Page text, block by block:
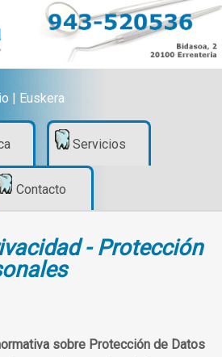
| Euskera
Servicios
Contacto
- Protección
sobre Protección de Datos